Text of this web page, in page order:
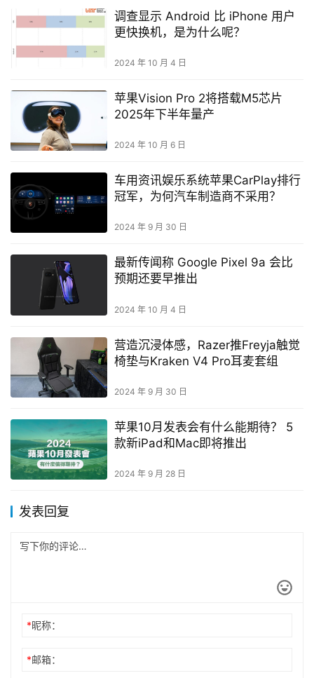
调查显示 Android 比 iPhone 用户
更快换机，是为什么呢？
2024 年 10 月 4 日
苹果Vision Pro 2将搭载M5芯片
2025年下半年量产
2024 年 10 月 6 日
车用资讯娱乐系统苹果CarPlay排行
冠军，为何汽车制造商不采用？
2024 年 9 月 30 日
最新传闻称 Google Pixel 9a 会比
预期还要早推出
2024 年 10 月 4 日
营造沉浸体感，Razer推Freyja触觉
椅垫与Kraken V4 Pro耳麦套组
2024 年 9 月 30 日
苹果10月发表会有什么能期待？ 5
款新iPad和Mac即将推出
2024 年 9 月 28 日
发表回复
*昵称：
*邮箱：